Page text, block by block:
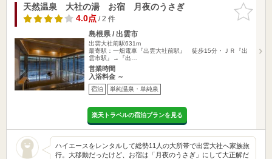
お気に入
りに追加
天然温泉 大社の湯 お宿 月夜のうさぎ
4.0点/ 2 件
島根県 / 出雲市
出雲大社前駅631m
最寄駅：一畑電車『出雲大社前駅』 徒歩15分・ＪＲ『出
雲市駅』→『出…
営業時間
入浴料金 ～
宿泊 単純温泉・単純泉
楽天トラベルの宿泊プランを見る
ハイエースをレンタルして総勢11人の大所帯で出雲大社へ家族旅
行。大移動だったけど、お宿は「月夜のうさぎ」にして大正解だ